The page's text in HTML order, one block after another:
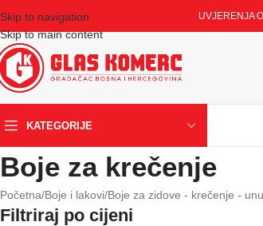
Skip to navigation
Skip to main content
UVJERENJA
KATEGORIJE
Boje za krečenje
Početna/Boje i lakovi/Boje za zidove - krečenje -
Filtriraj po cijeni